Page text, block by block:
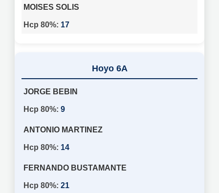
MOISES SOLIS
17
6A
JORGE BEBIN
9
ANTONIO MARTINEZ
14
FERNANDO BUSTAMANTE
21